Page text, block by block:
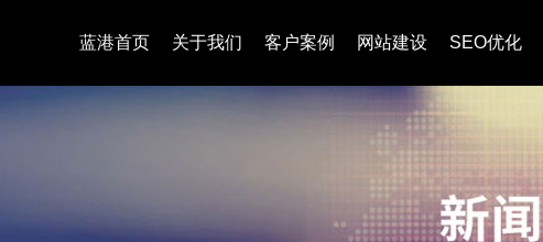
蓝港首页 关于我们 客户案例 网站建设 SEO优化